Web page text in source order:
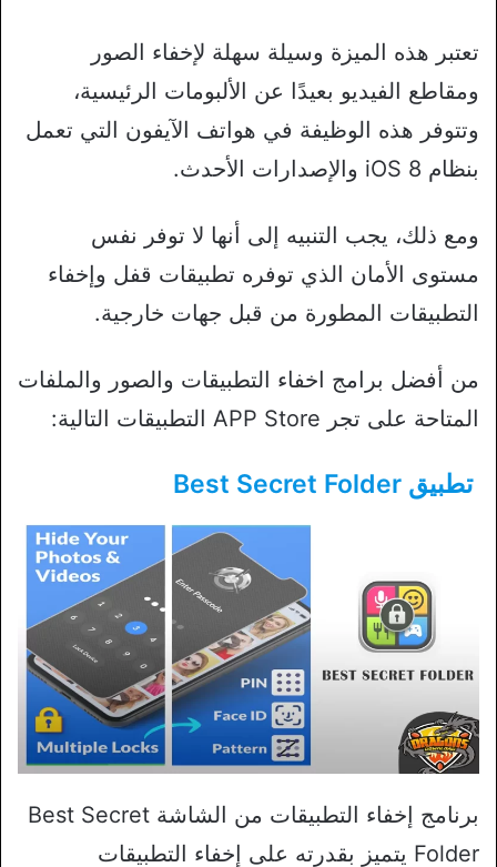
تعتبر هذه الميزة وسيلة سهلة لإخفاء الصور
ومقاطع الفيديو بعيدًا عن الألبومات الرئيسية،
وتتوفر هذه الوظيفة في هواتف الآيفون التي تعمل
بنظام iOS 8 والإصدارات الأحدث.
ومع ذلك، يجب التنبيه إلى أنها لا توفر نفس
مستوى الأمان الذي توفره تطبيقات قفل وإخفاء
التطبيقات المطورة من قبل جهات خارجية.
من أفضل برامج اخفاء التطبيقات والصور والملفات
المتاحة على تجر APP Store التطبيقات التالية:
تطبيق Best Secret Folder
برنامج إخفاء التطبيقات من الشاشة Best Secret
Folder يتميز بقدرته على إخفاء التطبيقات